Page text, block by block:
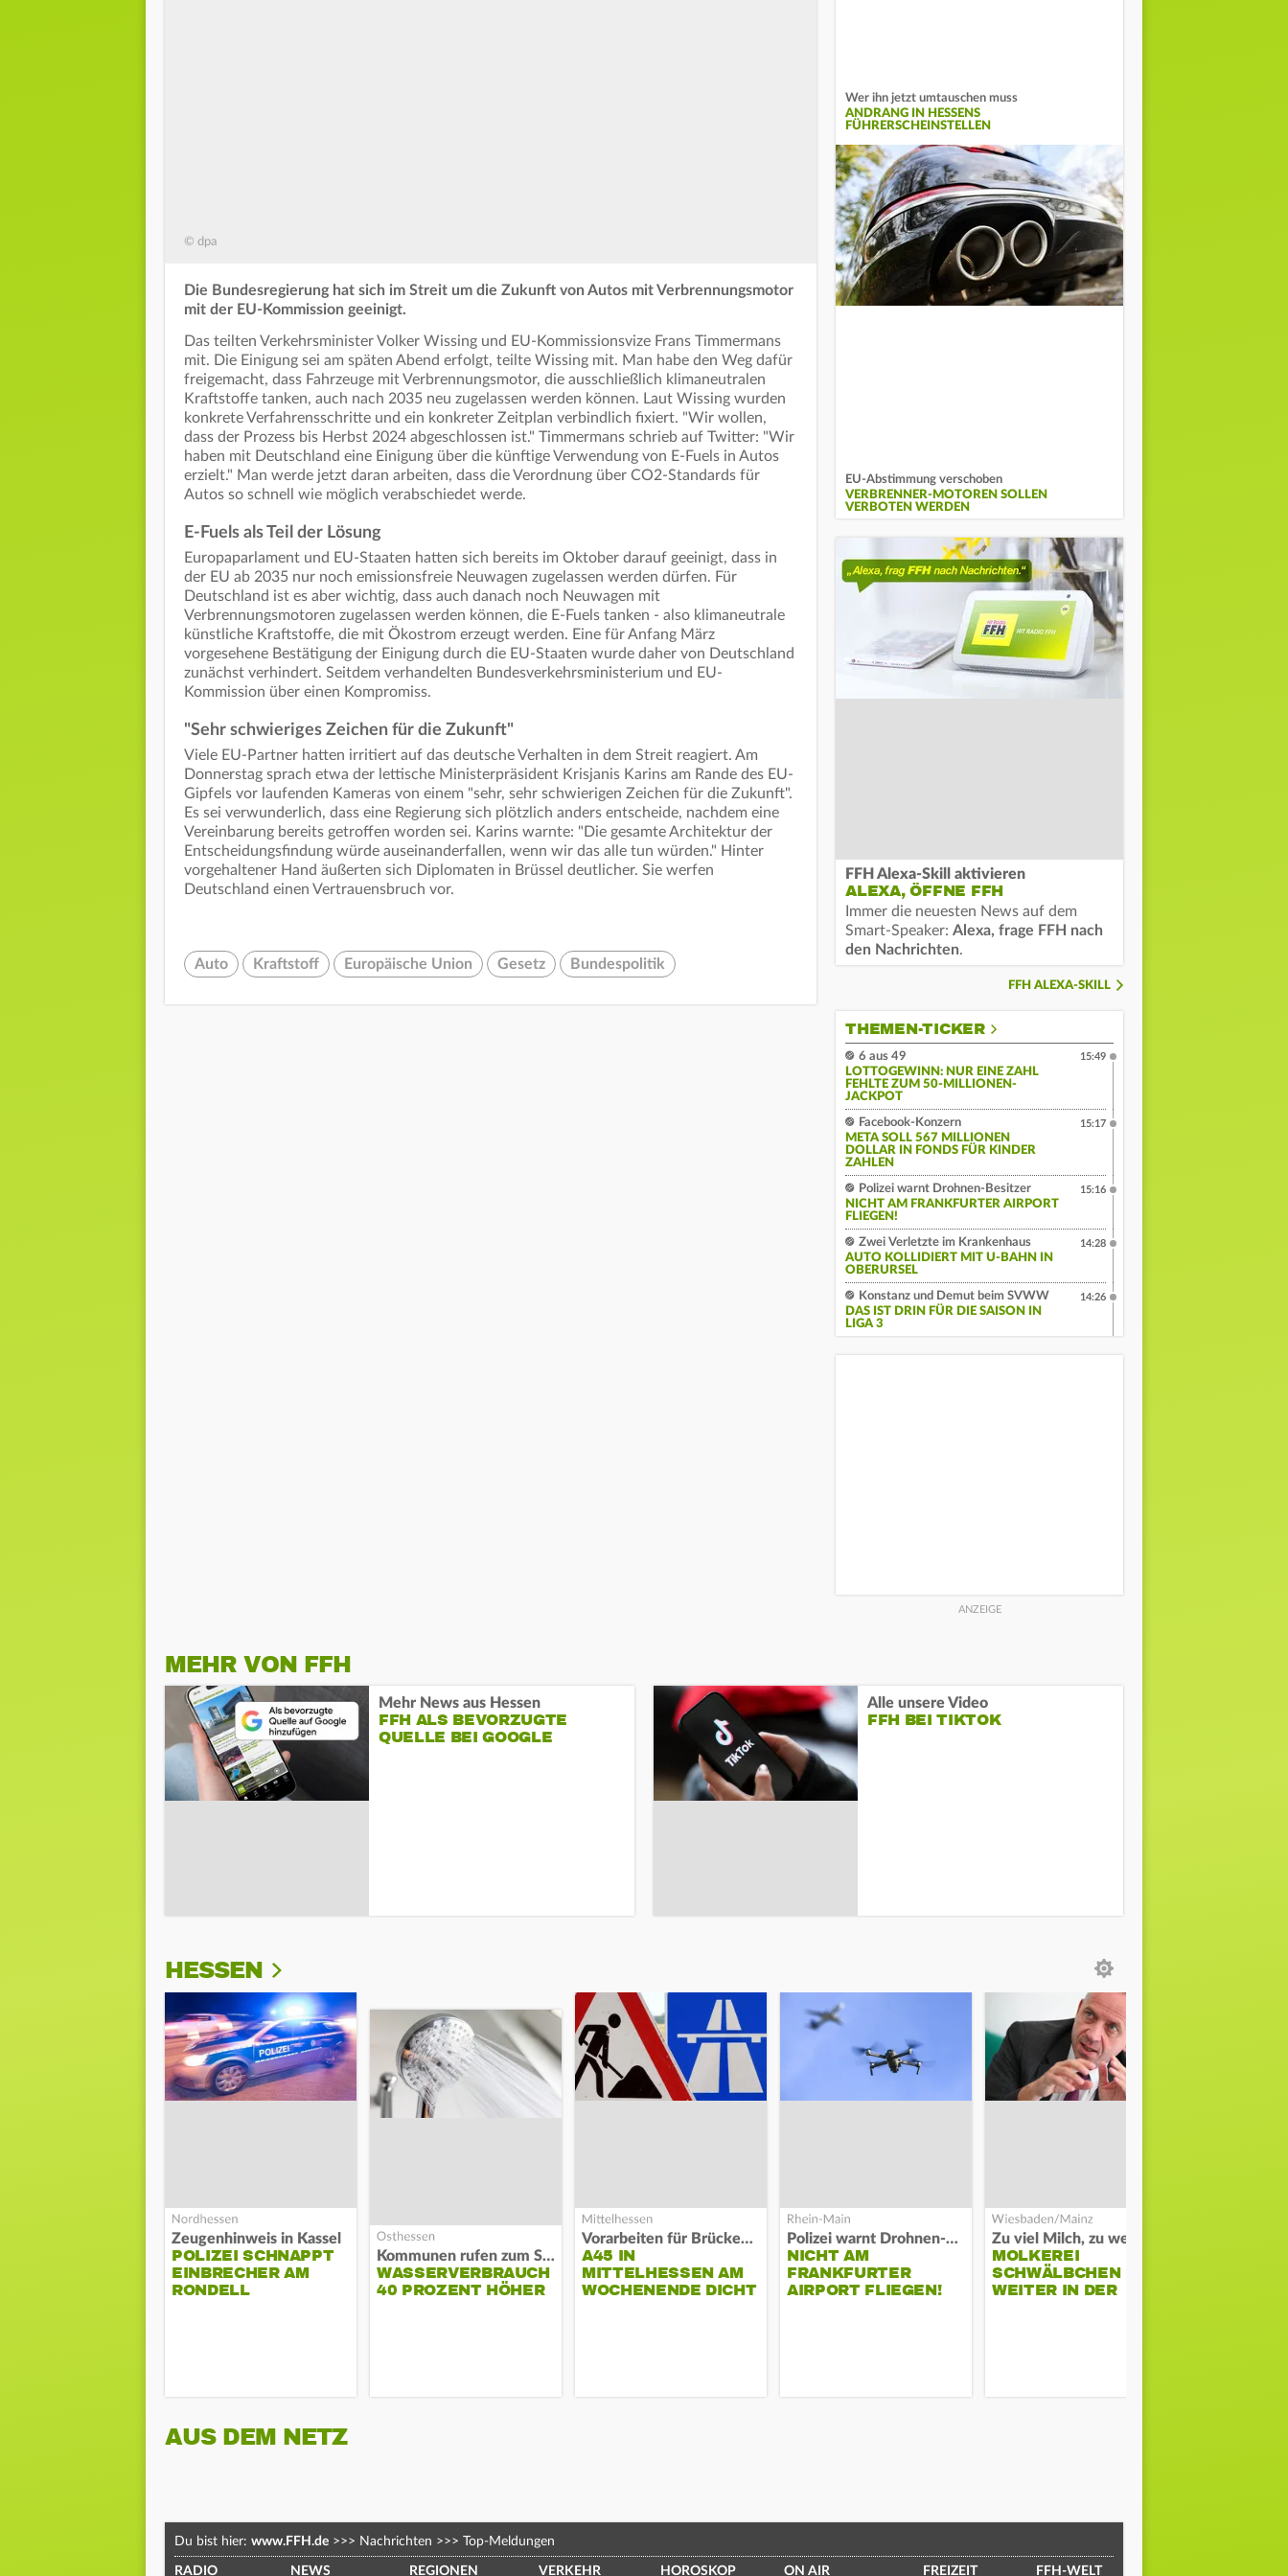
© dpa
Die Bundesregierung hat sich im Streit um die Zukunft von Autos mit Verbrennungsmotor
mit der EU-Kommission geeinigt.
Das teilten Verkehrsminister Volker Wissing und EU-Kommissionsvize Frans Timmermans
mit. Die Einigung sei am späten Abend erfolgt, teilte Wissing mit. Man habe den Weg dafür
freigemacht, dass Fahrzeuge mit Verbrennungsmotor, die ausschließlich klimaneutralen
Kraftstoffe tanken, auch nach 2035 neu zugelassen werden können. Laut Wissing wurden
konkrete Verfahrensschritte und ein konkreter Zeitplan verbindlich fixiert. "Wir wollen,
dass der Prozess bis Herbst 2024 abgeschlossen ist." Timmermans schrieb auf Twitter: "Wir
haben mit Deutschland eine Einigung über die künftige Verwendung von E-Fuels in Autos
erzielt." Man werde jetzt daran arbeiten, dass die Verordnung über CO2-Standards für
Autos so schnell wie möglich verabschiedet werde.
E-Fuels als Teil der Lösung
Europaparlament und EU-Staaten hatten sich bereits im Oktober darauf geeinigt, dass in
der EU ab 2035 nur noch emissionsfreie Neuwagen zugelassen werden dürfen. Für
Deutschland ist es aber wichtig, dass auch danach noch Neuwagen mit
Verbrennungsmotoren zugelassen werden können, die E-Fuels tanken - also klimaneutrale
künstliche Kraftstoffe, die mit Ökostrom erzeugt werden. Eine für Anfang März
vorgesehene Bestätigung der Einigung durch die EU-Staaten wurde daher von Deutschland
zunächst verhindert. Seitdem verhandelten Bundesverkehrsministerium und EU-
Kommission über einen Kompromiss.
"Sehr schwieriges Zeichen für die Zukunft"
Viele EU-Partner hatten irritiert auf das deutsche Verhalten in dem Streit reagiert. Am
Donnerstag sprach etwa der lettische Ministerpräsident Krisjanis Karins am Rande des EU-
Gipfels vor laufenden Kameras von einem "sehr, sehr schwierigen Zeichen für die Zukunft".
Es sei verwunderlich, dass eine Regierung sich plötzlich anders entscheide, nachdem eine
Vereinbarung bereits getroffen worden sei. Karins warnte: "Die gesamte Architektur der
Entscheidungsfindung würde auseinanderfallen, wenn wir das alle tun würden." Hinter
vorgehaltener Hand äußerten sich Diplomaten in Brüssel deutlicher. Sie werfen
Deutschland einen Vertrauensbruch vor.
Auto Kraftstoff Europäische Union Gesetz Bundespolitik
Wer ihn jetzt umtauschen muss
ANDRANG IN HESSENS
FÜHRERSCHEINSTELLEN
EU-Abstimmung verschoben
VERBRENNER-MOTOREN SOLLEN
VERBOTEN WERDEN
FFH Alexa-Skill aktivieren
ALEXA, ÖFFNE FFH
Immer die neuesten News auf dem
Smart-Speaker: Alexa, frage FFH nach
den Nachrichten.
FFH ALEXA-SKILL
THEMEN-TICKER
6 aus 49
LOTTOGEWINN: NUR EINE ZAHL
FEHLTE ZUM 50-MILLIONEN-
JACKPOT
15:49
Facebook-Konzern
META SOLL 567 MILLIONEN
DOLLAR IN FONDS FÜR KINDER
ZAHLEN
15:17
Polizei warnt Drohnen-Besitzer
NICHT AM FRANKFURTER AIRPORT
FLIEGEN!
15:16
Zwei Verletzte im Krankenhaus
AUTO KOLLIDIERT MIT U-BAHN IN
OBERURSEL
14:28
Konstanz und Demut beim SVWW
DAS IST DRIN FÜR DIE SAISON IN
LIGA 3
14:26
MEHR VON FFH
Mehr News aus Hessen
FFH ALS BEVORZUGTE
QUELLE BEI GOOGLE
Alle unsere Video
FFH BEI TIKTOK
HESSEN
Zeugenhinweis in Kassel
POLIZEI SCHNAPPT
EINBRECHER AM
RONDELL
Kommunen rufen zum Sparen auf
WASSERVERBRAUCH
40 PROZENT HÖHER
Vorarbeiten für Brücken-Neubau
A45 IN
MITTELHESSEN AM
WOCHENENDE DICHT
Polizei warnt Drohnen-Besitzer
NICHT AM
FRANKFURTER
AIRPORT FLIEGEN!
MOLKEREI
SCHWÄLBCHEN
WEITER IN DER
AUS DEM NETZ
Du bist hier: www.FFH.de >>> Nachrichten >>> Top-Meldungen
RADIO NEWS REGIONEN VERKEHR HOROSKOP ON AIR FREIZEIT FFH-WELT